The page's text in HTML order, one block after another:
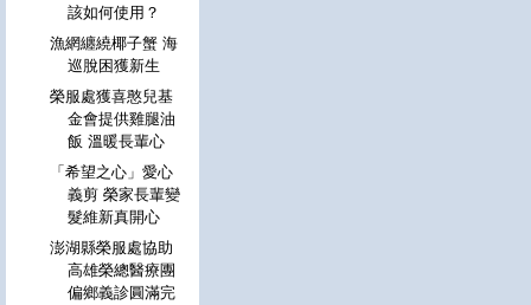
該如何使用？
漁網纏繞椰子蟹 海
巡脫困獲新生
榮服處獲喜憨兒基
金會提供雞腿油
飯 溫暖長輩心
「希望之心」愛心
義剪 榮家長輩變
髮維新真開心
澎湖縣榮服處協助
高雄榮總醫療團
偏鄉義診圓滿完